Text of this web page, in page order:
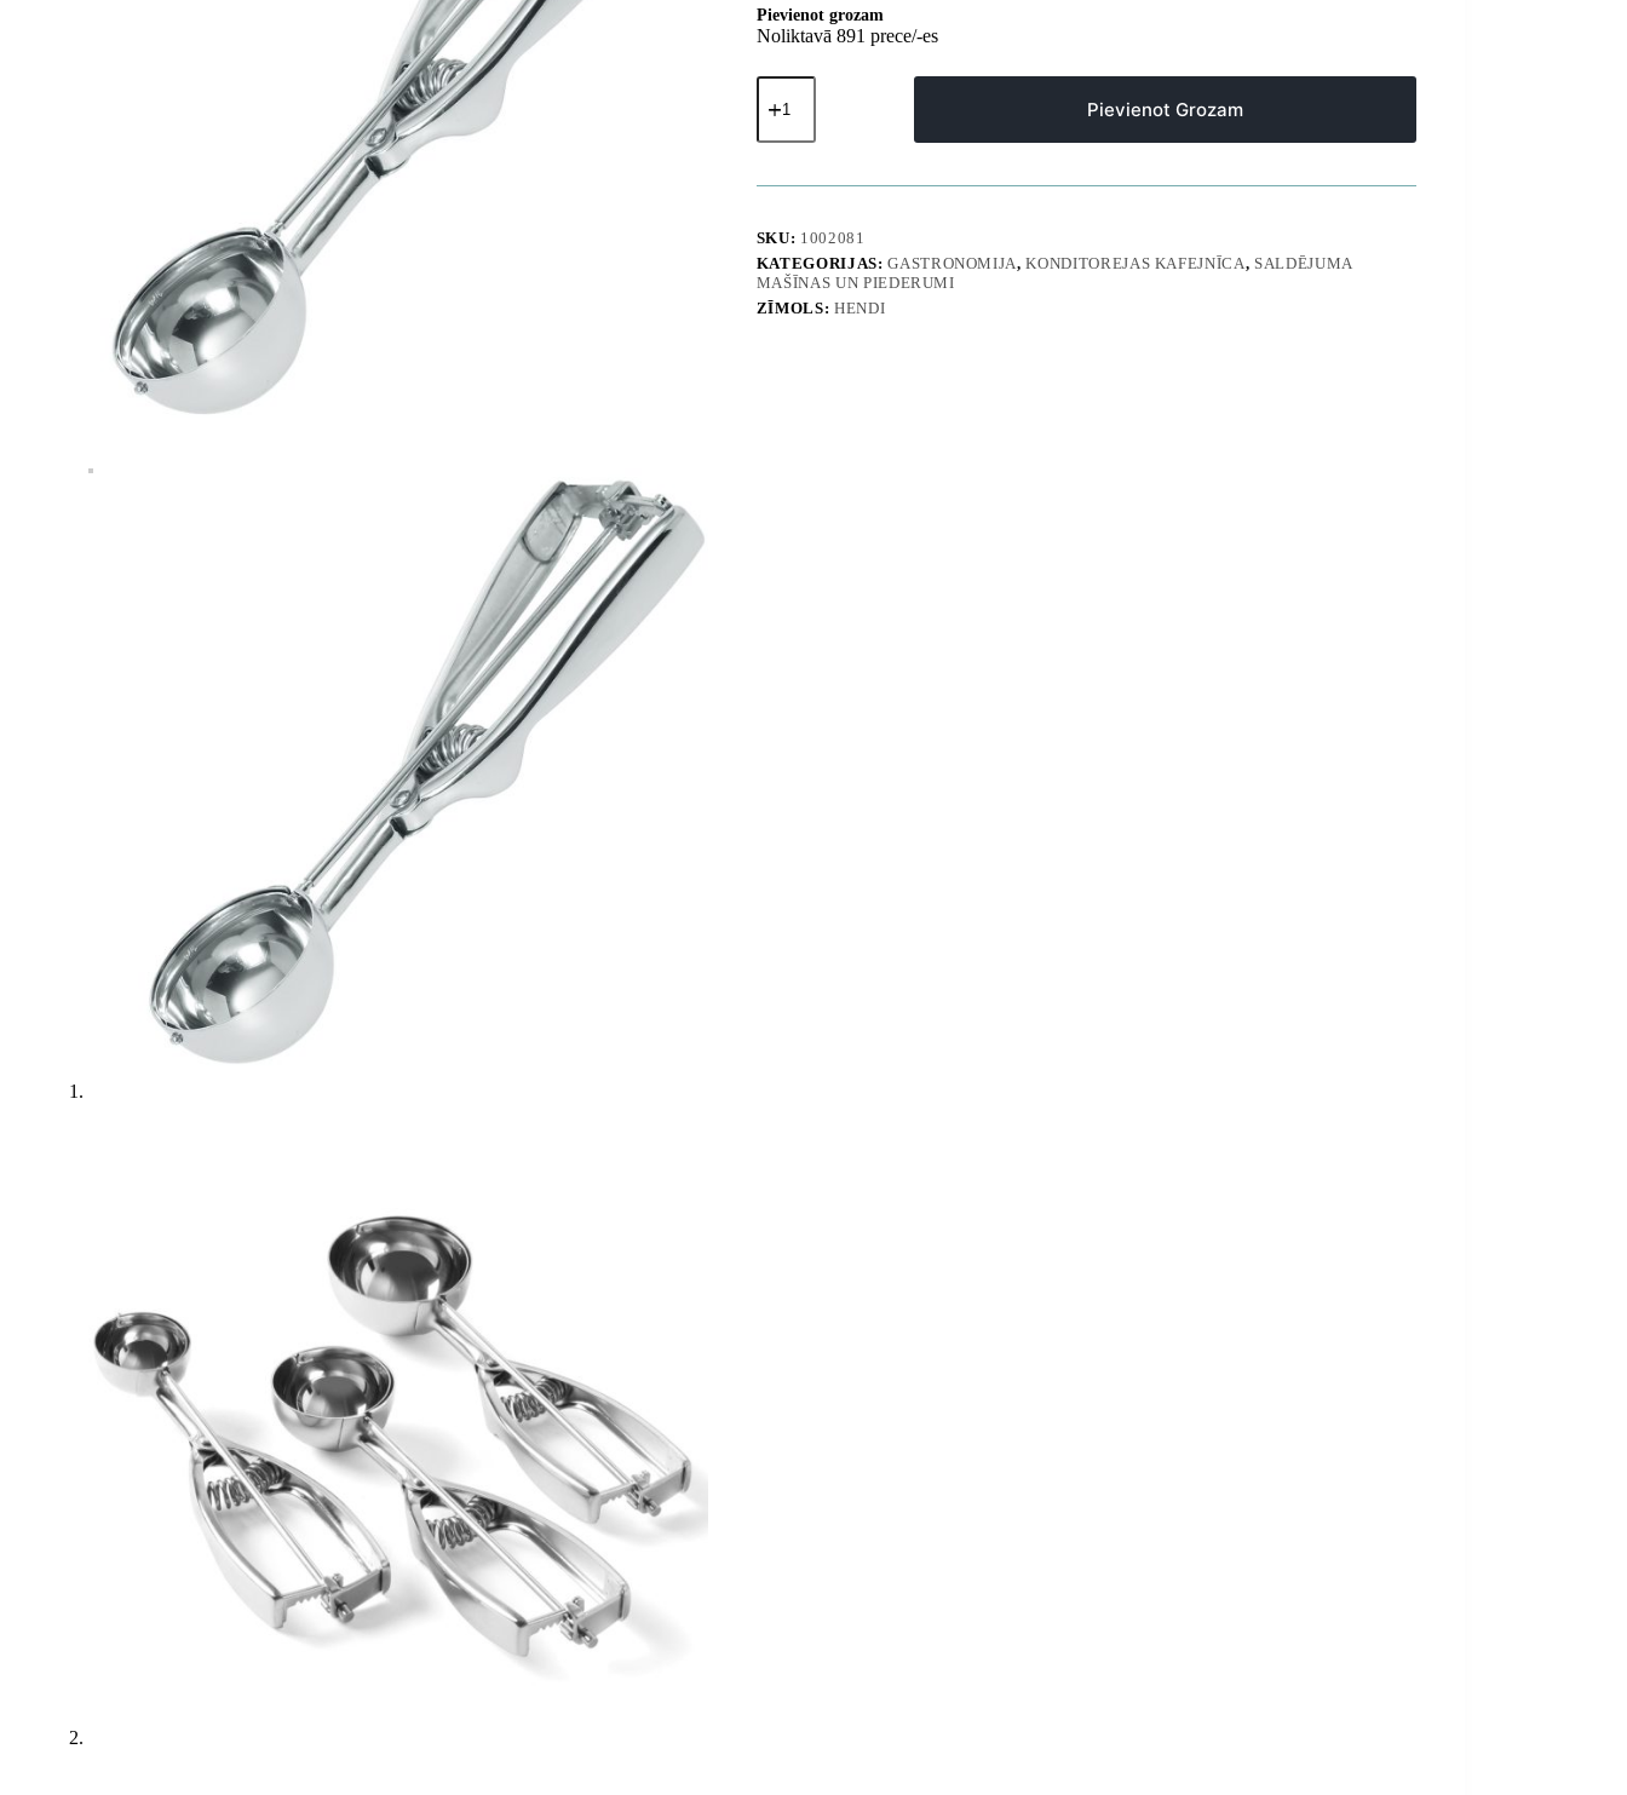
Pievienot grozam
Noliktavā 891 prece/-es
Kitchen
Line
tērauda
kausiņš
-
Hendi
572511
daudzums
Pievienot Grozam
SKU: 1002081
KATEGORIJAS:GASTRONOMIJA,KONDITOREJAS KAFEJNĪCA, SALDĒJUMA
MAŠĪNAS UN PIEDERUMI
ZĪMOLS: HENDI